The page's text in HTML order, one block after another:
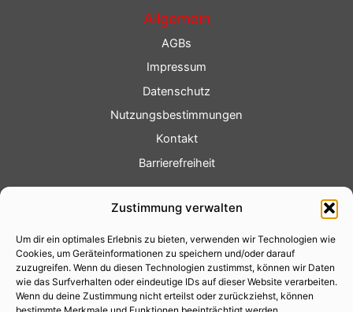
Zustimmung verwalten
Um dir ein optimales Erlebnis zu bieten, verwenden wir Technologien wie
Cookies, um Geräteinformationen zu speichern und/oder darauf
zuzugreifen. Wenn du diesen Technologien zustimmst, können wir Daten
wie das Surfverhalten oder eindeutige IDs auf dieser Website verarbeiten.
Wenn du deine Zustimmung nicht erteilst oder zurückziehst, können
Allgemein
AGBs
Impressum
Datenschutz
Nutzungsbestimmungen
Kontakt
Barrierefreiheit
Fotoservice
Videoservice
Werbung
Contenterstellung